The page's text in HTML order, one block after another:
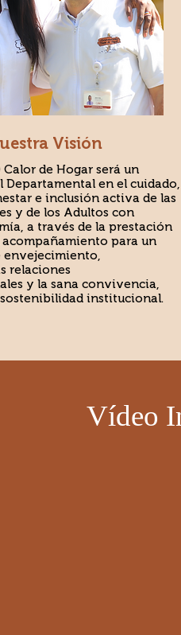
Visión
Calor de Hogar será un
en el cuidado,
e inclusión activa de las
y de los Adultos con
a través de la prestación
para un
envejecimiento,
relaciones
y la sana convivencia,
institucional.
Vídeo